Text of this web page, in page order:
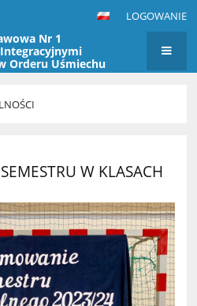
LOGOWANIE
Nr 1
Orderu Uśmiechu
W KLASACH